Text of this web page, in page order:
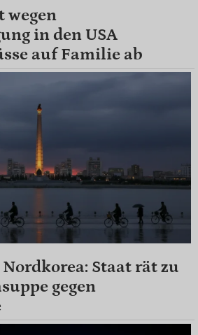
wegen
in den USA
auf Familie ab
Staat rät zu
gegen